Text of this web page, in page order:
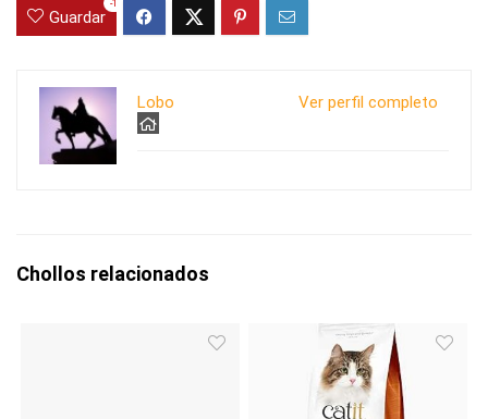
Guardar
-1
Ver perfil completo
Lobo
Chollos relacionados